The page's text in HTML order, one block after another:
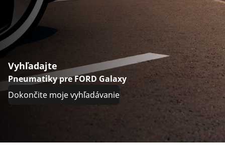
Vyhľadajte
Pneumatiky pre FORD Galaxy
Dokončite moje vyhľadávanie